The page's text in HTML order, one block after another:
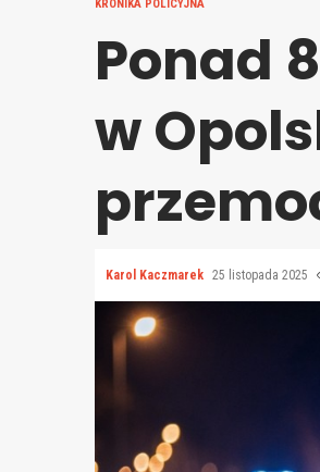
KRONIKA POLICYJNA
Ponad
w
Karol Kaczmarek 25 listopada 2025